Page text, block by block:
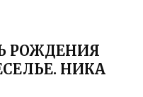
РОЖДЕНИЯ
НИКА